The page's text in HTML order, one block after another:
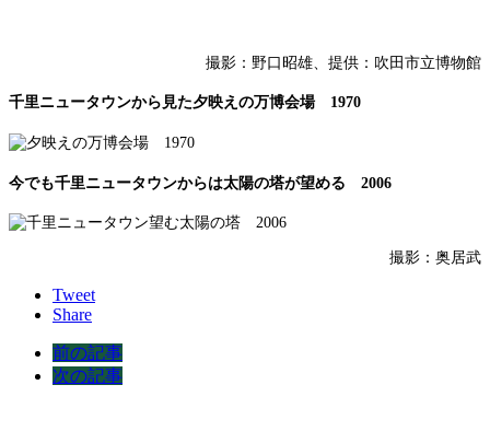
撮影：野口昭雄、提供：吹田市立博物館
千里ニュータウンから見た夕映えの万博会場 1970
今でも千里ニュータウンからは太陽の塔が望める 2006
撮影：奥居武
Tweet
Share
前の記事
次の記事